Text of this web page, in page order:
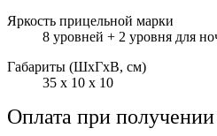
Яркость прицельной марки
8 уровней + 2 уровня для
Габариты (ШxГxВ, см)
35 x 10 x 10
Оплата при получении